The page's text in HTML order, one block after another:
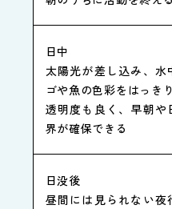
日中
太陽光が差し込み、
ゴや魚の色彩をはっき
透明度も良く、早朝
界が確保できる
日没後
昼間には見られない